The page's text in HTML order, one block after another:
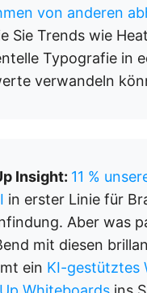
von anderen
Sie Trends wie
Typografie in
verwandeln
Insight: 11 %
in erster Linie für
Aber was
mit diesen
ein KI-gestütztes